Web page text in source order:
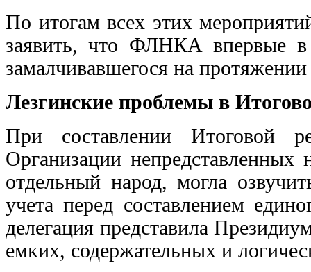
По итогам всех этих
заявить, что ФЛНКА впервые
замалчивавшегося на протяжении
Лезгинские проблемы в
При составлении Итоговой
Организации непредставленных
отдельный народ, могла
учета перед составлением
делегация представила
емких, содержательных и